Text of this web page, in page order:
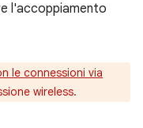
l'accoppiamento
le connessioni via
wireless.